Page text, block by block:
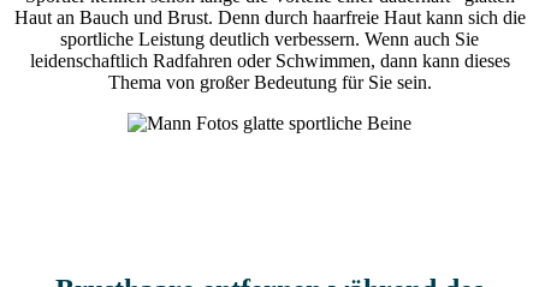
Haut an Bauch und Brust. Denn durch haarfreie Haut kann sich die
sportliche Leistung deutlich verbessern. Wenn auch Sie
leidenschaftlich Radfahren oder Schwimmen, dann kann dieses
Thema von großer Bedeutung für Sie sein.